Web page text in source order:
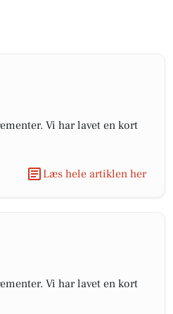
Vi har lavet en kort
Læs hele artiklen her
Vi har lavet en kort